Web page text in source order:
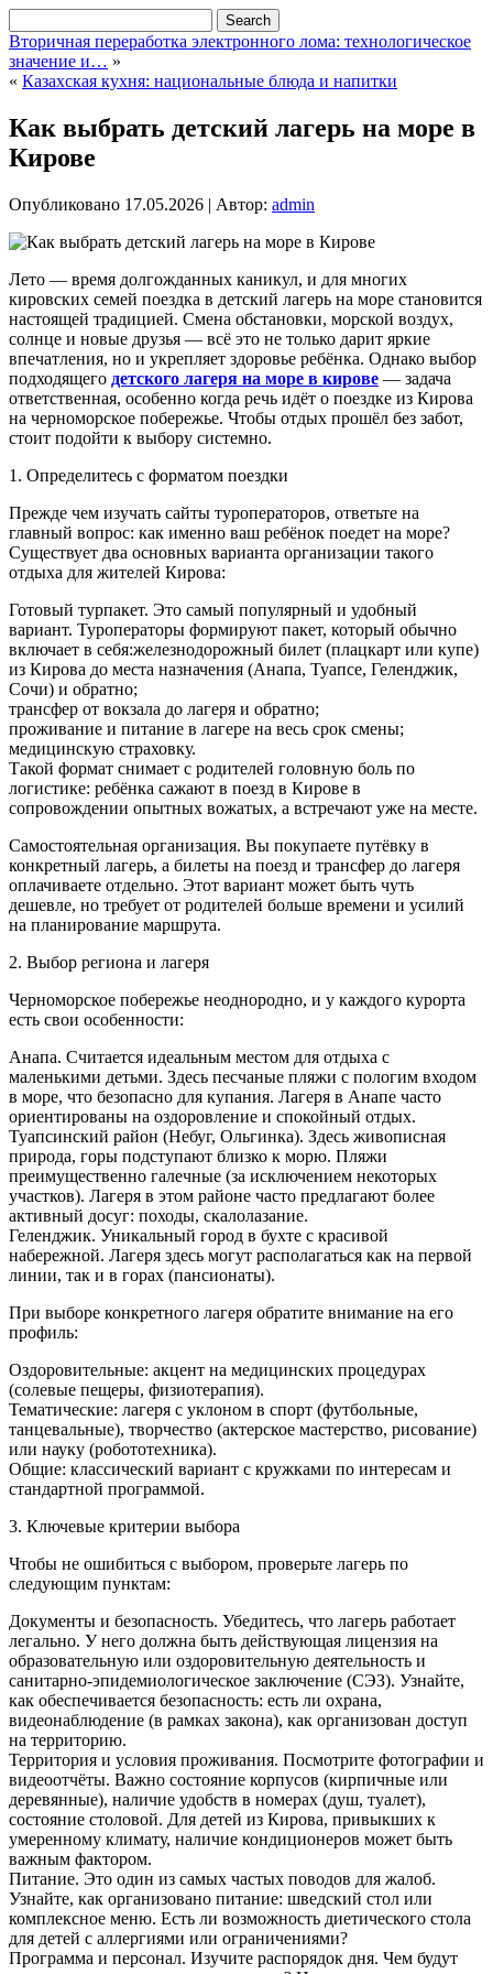
Вторичная переработка электронного лома: технологическое
значение и… »
« Казахская кухня: национальные блюда и напитки
Как выбрать детский лагерь на море в
Кирове
Опубликовано 17.05.2026 | Автор: admin
Лето — время долгожданных каникул, и для многих
кировских семей поездка в детский лагерь на море становится
настоящей традицией. Смена обстановки, морской воздух,
солнце и новые друзья — всё это не только дарит яркие
впечатления, но и укрепляет здоровье ребёнка. Однако выбор
подходящего детского лагеря на море в кирове — задача
ответственная, особенно когда речь идёт о поездке из Кирова
на черноморское побережье. Чтобы отдых прошёл без забот,
стоит подойти к выбору системно.
1. Определитесь с форматом поездки
Прежде чем изучать сайты туроператоров, ответьте на
главный вопрос: как именно ваш ребёнок поедет на море?
Существует два основных варианта организации такого
отдыха для жителей Кирова:
Готовый турпакет. Это самый популярный и удобный
вариант. Туроператоры формируют пакет, который обычно
включает в себя:железнодорожный билет (плацкарт или купе)
из Кирова до места назначения (Анапа, Туапсе, Геленджик,
Сочи) и обратно;
трансфер от вокзала до лагеря и обратно;
проживание и питание в лагере на весь срок смены;
медицинскую страховку.
Такой формат снимает с родителей головную боль по
логистике: ребёнка сажают в поезд в Кирове в
сопровождении опытных вожатых, а встречают уже на месте.
Самостоятельная организация. Вы покупаете путёвку в
конкретный лагерь, а билеты на поезд и трансфер до лагеря
оплачиваете отдельно. Этот вариант может быть чуть
дешевле, но требует от родителей больше времени и усилий
на планирование маршрута.
2. Выбор региона и лагеря
Черноморское побережье неоднородно, и у каждого курорта
есть свои особенности:
Анапа. Считается идеальным местом для отдыха с
маленькими детьми. Здесь песчаные пляжи с пологим входом
в море, что безопасно для купания. Лагеря в Анапе часто
ориентированы на оздоровление и спокойный отдых.
Туапсинский район (Небуг, Ольгинка). Здесь живописная
природа, горы подступают близко к морю. Пляжи
преимущественно галечные (за исключением некоторых
участков). Лагеря в этом районе часто предлагают более
активный досуг: походы, скалолазание.
Геленджик. Уникальный город в бухте с красивой
набережной. Лагеря здесь могут располагаться как на первой
линии, так и в горах (пансионаты).
При выборе конкретного лагеря обратите внимание на его
профиль:
Оздоровительные: акцент на медицинских процедурах
(солевые пещеры, физиотерапия).
Тематические: лагеря с уклоном в спорт (футбольные,
танцевальные), творчество (актерское мастерство, рисование)
или науку (робототехника).
Общие: классический вариант с кружками по интересам и
стандартной программой.
3. Ключевые критерии выбора
Чтобы не ошибиться с выбором, проверьте лагерь по
следующим пунктам:
Документы и безопасность. Убедитесь, что лагерь работает
легально. У него должна быть действующая лицензия на
образовательную или оздоровительную деятельность и
санитарно-эпидемиологическое заключение (СЭЗ). Узнайте,
как обеспечивается безопасность: есть ли охрана,
видеонаблюдение (в рамках закона), как организован доступ
на территорию.
Территория и условия проживания. Посмотрите фотографии и
видеоотчёты. Важно состояние корпусов (кирпичные или
деревянные), наличие удобств в номерах (душ, туалет),
состояние столовой. Для детей из Кирова, привыкших к
умеренному климату, наличие кондиционеров может быть
важным фактором.
Питание. Это один из самых частых поводов для жалоб.
Узнайте, как организовано питание: шведский стол или
комплексное меню. Есть ли возможность диетического стола
для детей с аллергиями или ограничениями?
Программа и персонал. Изучите распорядок дня. Чем будут